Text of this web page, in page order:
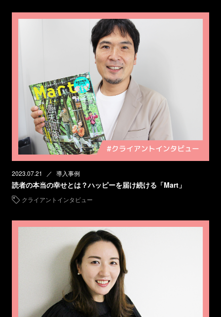
2023.07.21 導入事例
読者の本当の幸せとは？ハッピーを届け続ける「Mart」
クライアントインタビュー